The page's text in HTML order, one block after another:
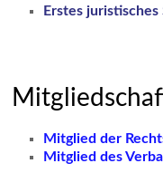
Erstes juristisches
Mitglied der
Mitglied des